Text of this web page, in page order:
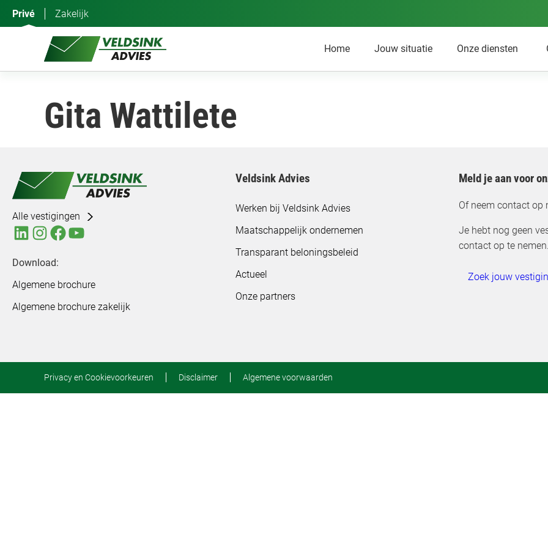
Privé Zakelijk
Home Jouw situatie Onze diensten
Gita Wattilete
Alle vestigingen
Download:
Algemene brochure
Algemene brochure zakelijk
Veldsink Advies
Werken bij Veldsink Advies
Maatschappelijk ondernemen
Transparant beloningsbeleid
Actueel
Onze partners
Meld je aan voor
Of neem contact op
Je hebt nog geen
contact op te
Zoek jouw
Privacy en Cookievoorkeuren Disclaimer Algemene voorwaarden